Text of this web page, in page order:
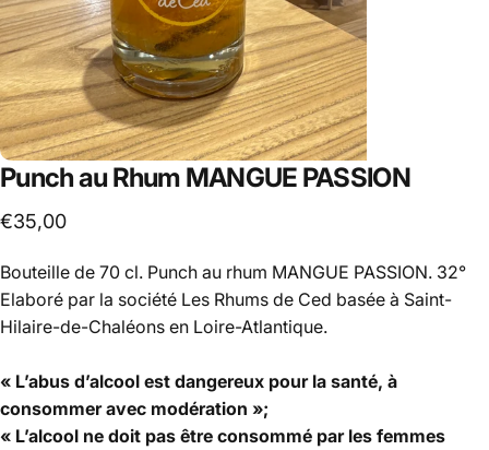
Punchau Rhum MANGUE PASSION
€35,00
Bouteille de 70 cl. Punch au rhum MANGUE PASSION. 32°
Elaboré par la société Les Rhums de Ced basée à Saint-
Hilaire-de-Chaléons en Loire-Atlantique.
« L’abus d’alcool est dangereux pour la santé, à
consommer avec modération »;
« L’alcool ne doit pas être consommé par les femmes